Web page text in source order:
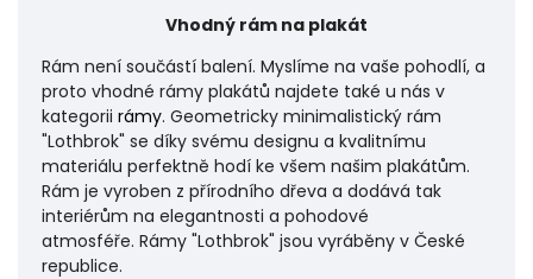
Vhodný rám na plakát
Rám není součástí balení. Myslíme na vaše pohodlí, a
proto vhodné rámy plakátů najdete také u nás v
kategorii rámy. Geometricky minimalistický rám
"Lothbrok" se díky svému designu a kvalitnímu
materiálu perfektně hodí ke všem našim plakátům.
Rám je vyroben z přírodního dřeva a dodává tak
interiérům na elegantnosti a pohodové
atmosféře. Rámy "Lothbrok" jsou vyráběny v České
republice.